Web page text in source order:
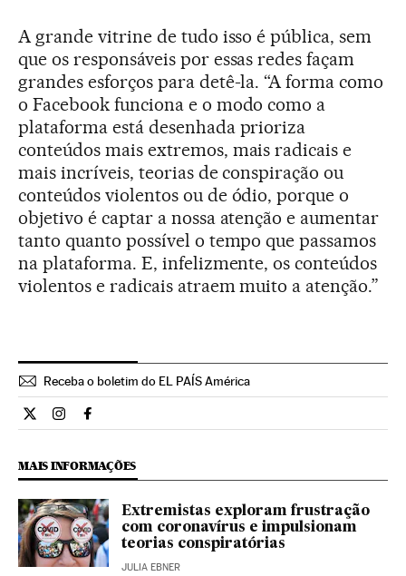
A grande vitrine de tudo isso é pública, sem
que os responsáveis por essas redes façam
grandes esforços para detê-la. “A forma como
o Facebook funciona e o modo como a
plataforma está desenhada prioriza
conteúdos mais extremos, mais radicais e
mais incríveis, teorias de conspiração ou
conteúdos violentos ou de ódio, porque o
objetivo é captar a nossa atenção e aumentar
tanto quanto possível o tempo que passamos
na plataforma. E, infelizmente, os conteúdos
violentos e radicais atraem muito a atenção.”
Receba o boletim do EL PAÍS América
Internacional El País Brasil en Twitter
Internacional El País Brasil en Instagram
Internacional El País Brasil en Facebook
MAIS INFORMAÇÕES
Extremistas exploram frustração
com coronavírus e impulsionam
teorias conspiratórias
JULIA EBNER